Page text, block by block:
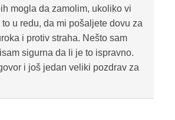
mogla da zamolim, ukoliko vi
u redu, da mi pošaljete dovu za
i protiv straha. Nešto sam
sigurna da li je to ispravno.
i još jedan veliki pozdrav za